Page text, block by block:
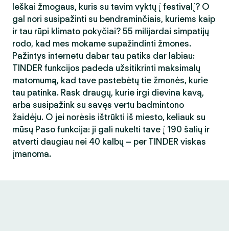
Ieškai žmogaus, kuris su tavim vyktų į festivalį? O
gal nori susipažinti su bendraminčiais, kuriems kaip
ir tau rūpi klimato pokyčiai? 55 milijardai simpatijų
rodo, kad mes mokame supažindinti žmones.
Pažintys internetu dabar tau patiks dar labiau:
TINDER funkcijos padeda užsitikrinti maksimalų
matomumą, kad tave pastebėtų tie žmonės, kurie
tau patinka. Rask draugų, kurie irgi dievina kavą,
arba susipažink su savęs vertu badmintono
žaidėju. O jei norėsis ištrūkti iš miesto, keliauk su
mūsų Paso funkcija: ji gali nukelti tave į 190 šalių ir
atverti daugiau nei 40 kalbų – per TINDER viskas
įmanoma.